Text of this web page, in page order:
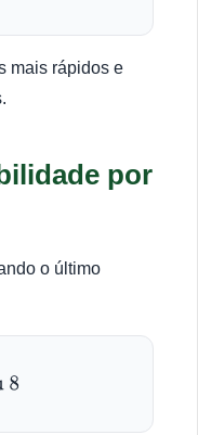
mais rápidos e
por
o último